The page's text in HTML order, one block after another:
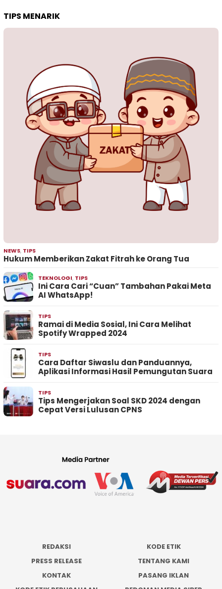
TIPS MENARIK
NEWS, TIPS
Hukum Memberikan Zakat Fitrah ke Orang Tua
TEKNOLOGI, TIPS
Ini Cara Cari “Cuan” Tambahan Pakai Meta
AI WhatsApp!
TIPS
Ramai di Media Sosial, Ini Cara Melihat
Spotify Wrapped 2024
TIPS
Cara Daftar Siwaslu dan Panduannya,
Aplikasi Informasi Hasil Pemungutan Suara
TIPS
Tips Mengerjakan Soal SKD 2024 dengan
Cepat Versi Lulusan CPNS
REDAKSI
KODE ETIK
PRESS RELEASE
TENTANG KAMI
KONTAK
PASANG IKLAN